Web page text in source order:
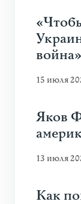
война»
15 июля
Яков
13 июля
Как